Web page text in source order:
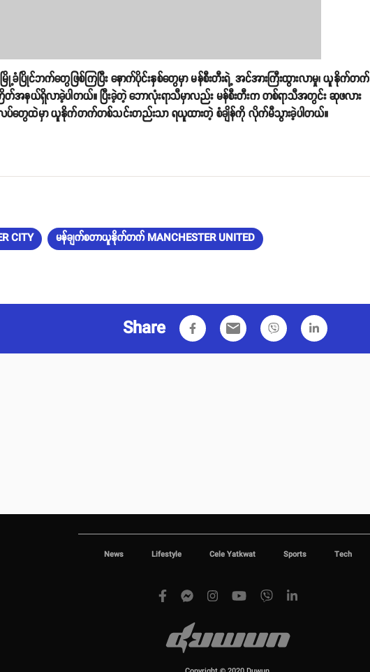
ြိုင်ဘက်တွေဖြစ်ကြပြီး နောက်ပိုင်းနှစ်တွေမှာ မန်စီးတီးရဲ့ အင်အားကြီးထွားလာမှု၊ ယူနိုက်တက်
အနယ်ရှိလာခဲ့ပါတယ်။ ပြီးခဲ့တဲ့ ဘောလုံးရာသီမှာလည်း မန်စီးတီးက တစ်ရာသီအတွင်း ဆုဖလား
လပ်တွေထဲမှာ ယူနိုက်တက်တစ်သင်းတည်းသာ ရယူထားတဲ့ စံချိန်ကို လိုက်မီသွားခဲ့ပါတယ်။
CITY မန်ချက်စတာယူနိုက်တက် MANCHESTER UNITED
Share email
News Lifestyle Cele Yatkwat Sports Tech